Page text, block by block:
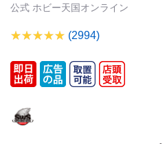
公式 ホビー天国オンライン
(2994)